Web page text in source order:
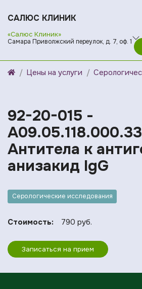
САЛЮС КЛИНИК
«Салюс Клиник»
Самара Приволжский переулок, д. 7, оф. 1
Цены на услуги
92-20-015 -
Антитела к
анизакид IgG
Серологические исследования
Стоимость: 790 руб.
Записаться на прием